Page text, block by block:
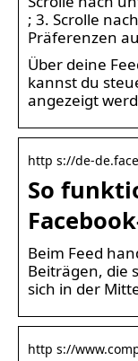
; 3. Scrolle
Präferenzen
Über deine
kannst du
angezeigt
http s://de-
So
Beim Feed
Beiträgen, die
sich in der
http s://